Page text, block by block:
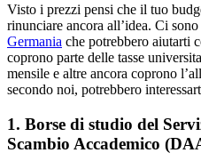
Visto i prezzi pensi che il tuo
rinunciare ancora all’idea. Ci sono
Germania che potrebbero aiutarti
coprono parte delle tasse
mensile e altre ancora coprono
secondo noi, potrebbero
1. Borse di studio del
Scambio Accademico